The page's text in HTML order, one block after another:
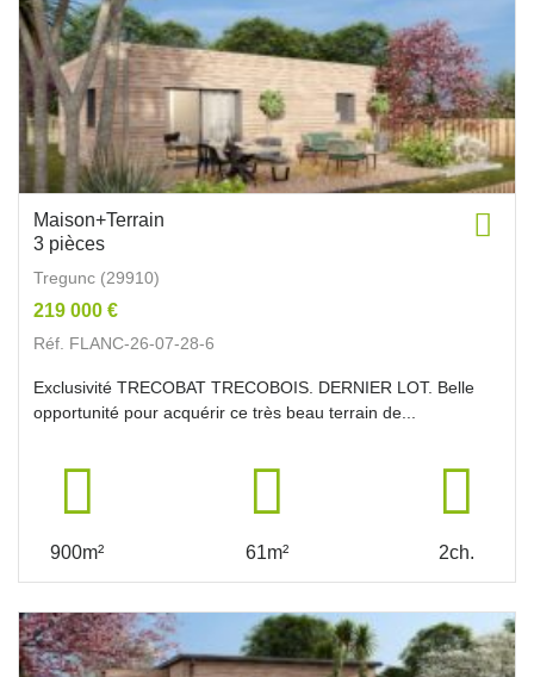
Maison+Terrain
3 pièces
Tregunc (29910)
219 000 €
Réf. FLANC-26-07-28-6
Exclusivité TRECOBAT TRECOBOIS. DERNIER LOT. Belle
opportunité pour acquérir ce très beau terrain de...
900m² 61m² 2ch.